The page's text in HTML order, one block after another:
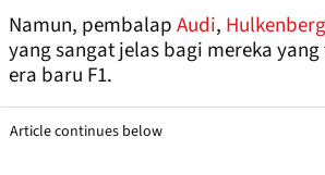
Namun, pembalapAudi, Hulkenberg
yang sangat jelas bagi mereka
era baru F1.
Article continues below